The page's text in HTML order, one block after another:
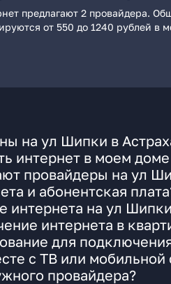
предлагают 2 провайдера.
от 550 до 1240 рублей
на ул Шипки в
интернет в моем
провайдеры на ул
и абонентская
интернета на ул
интернета в
для
с ТВ или
провайдера?